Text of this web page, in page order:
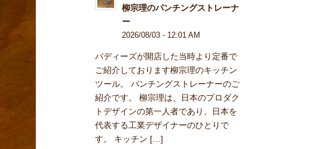
柳宗理のパンチングストレーナ
ー
2026/08/03 - 12:01 AM
パディーズが開店した当時より定番で
ご紹介しております柳宗理のキッチン
ツール。 パンチングストレーナーのご
紹介です。 柳宗理は、日本のプロダク
トデザインの第一人者であり、日本を
代表する工業デザイナーのひとりで
す。 キッチン […]